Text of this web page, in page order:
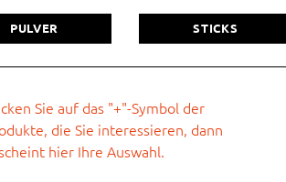
Nachname
Ort
PULVER STICKS
Sie auf das "+"-Symbol der
die Sie interessieren, dann
hier Ihre Auswahl.